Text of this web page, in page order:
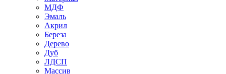
МДФ
Эмаль
Акрил
Береза
Дерево
Дуб
ЛДСП
Массив